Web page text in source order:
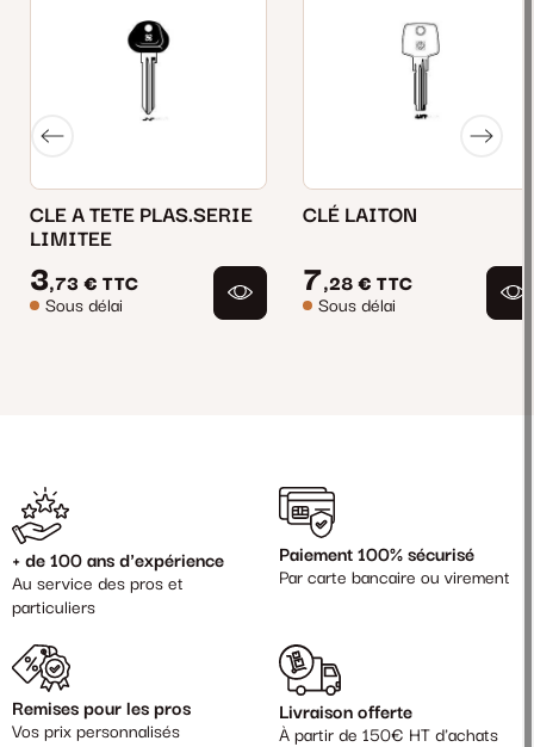
CLE A TETE PLAS.SERIE
LIMITEE
3,73 € TTC
Sous délai
CLÉ LAITON
7,28 € TTC
Sous délai
+ de 100 ans d'expérience
Au service des pros et
particuliers
Paiement 100% sécurisé
Par carte bancaire ou virement
Remises pour les pros
Vos prix personnalisés
Livraison offerte
À partir de 150€ HT d'achats